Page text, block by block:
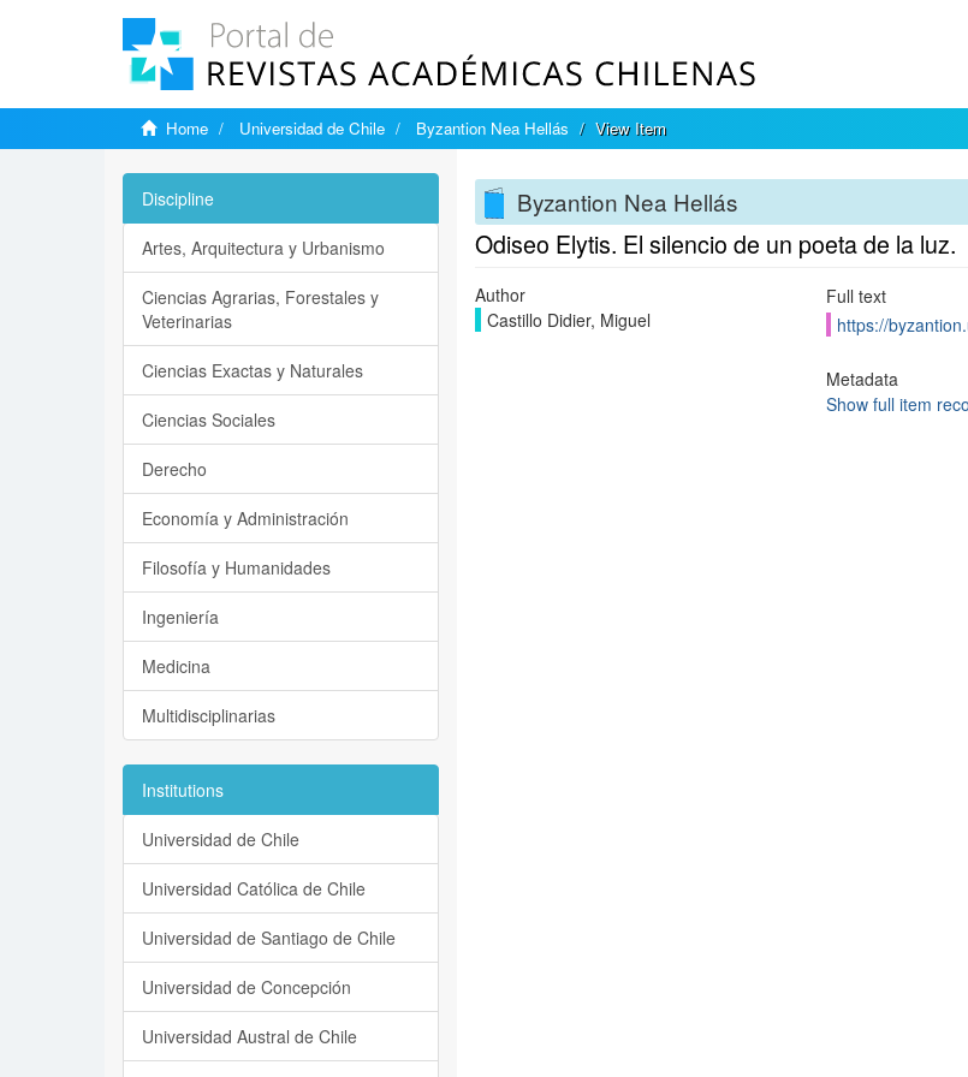
Home Universidad de Chile Byzantion Nea Hellás View Item
Byzantion Nea Hellás
Odiseo Elytis. El silencio de un poeta de la luz.
Author
Castillo Didier, Miguel
Full text
https://
Metadata
Show full item
Discipline
Artes, Arquitectura y Urbanismo
Ciencias Agrarias, Forestales y
Veterinarias
Ciencias Exactas y Naturales
Ciencias Sociales
Derecho
Economía y Administración
Filosofía y Humanidades
Ingeniería
Medicina
Multidisciplinarias
Institutions
Universidad de Chile
Universidad Católica de Chile
Universidad de Santiago de Chile
Universidad de Concepción
Universidad Austral de Chile